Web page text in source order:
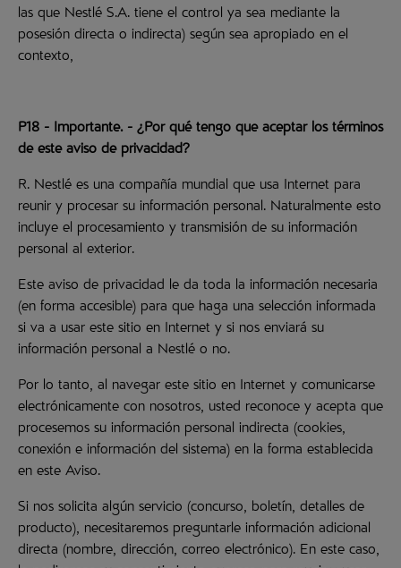
las que Nestlé S.A. tiene el control ya sea mediante la
posesión directa o indirecta) según sea apropiado en el
contexto,
P18 - Importante. - ¿Por qué tengo que aceptar los términos
de este aviso de privacidad?
R. Nestlé es una compañía mundial que usa Internet para
reunir y procesar su información personal. Naturalmente esto
incluye el procesamiento y transmisión de su información
personal al exterior.
Este aviso de privacidad le da toda la información necesaria
(en forma accesible) para que haga una selección informada
si va a usar este sitio en Internet y si nos enviará su
información personal a Nestlé o no.
Por lo tanto, al navegar este sitio en Internet y comunicarse
electrónicamente con nosotros, usted reconoce y acepta que
procesemos su información personal indirecta (cookies,
conexión e información del sistema) en la forma establecida
en este Aviso.
Si nos solicita algún servicio (concurso, boletín, detalles de
producto), necesitaremos preguntarle información adicional
directa (nombre, dirección, correo electrónico). En este caso,